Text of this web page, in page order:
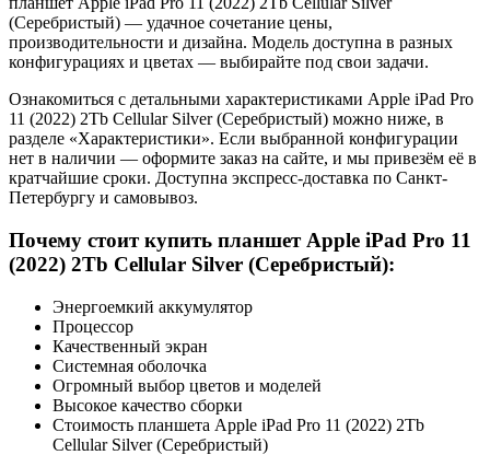
(Серебристый) — удачное сочетание цены,
производительности и дизайна. Модель доступна в разных
конфигурациях и цветах — выбирайте под свои задачи.
Ознакомиться с детальными характеристиками Apple iPad Pro
11 (2022) 2Tb Cellular Silver (Серебристый) можно ниже, в
разделе «Характеристики». Если выбранной конфигурации
нет в наличии — оформите заказ на сайте, и мы привезём её в
кратчайшие сроки. Доступна экспресс-доставка по Санкт-
Петербургу и самовывоз.
Почему стоит купить планшет Apple iPad Pro 11
(2022) 2Tb Cellular Silver (Серебристый):
Энергоемкий аккумулятор
Процессор
Качественный экран
Системная оболочка
Огромный выбор цветов и моделей
Высокое качество сборки
Стоимость планшета Apple iPad Pro 11 (2022) 2Tb
Cellular Silver (Серебристый)